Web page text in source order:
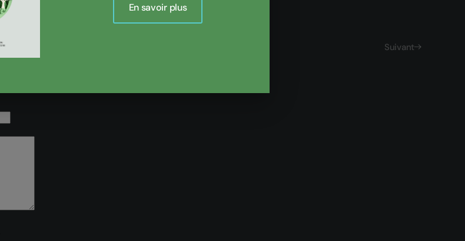
Suivant
En savoir plus